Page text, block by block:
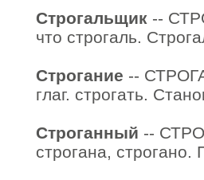
Строгальщик --
что строгаль.
Строгание --
глаг. строгать.
Строганный --
строгана, строгано.